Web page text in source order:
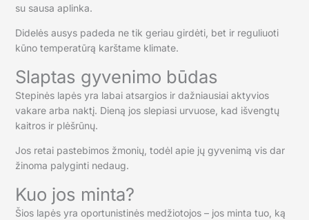
su sausa aplinka.
Didelės ausys padeda ne tik geriau girdėti, bet ir reguliuoti
kūno temperatūrą karštame klimate.
Slaptas gyvenimo būdas
Stepinės lapės yra labai atsargios ir dažniausiai aktyvios
vakare arba naktį. Dieną jos slepiasi urvuose, kad išvengtų
kaitros ir plėšrūnų.
Jos retai pastebimos žmonių, todėl apie jų gyvenimą vis dar
žinoma palyginti nedaug.
Kuo jos minta?
Šios lapės yra oportunistinės medžiotojos – jos minta tuo, ką